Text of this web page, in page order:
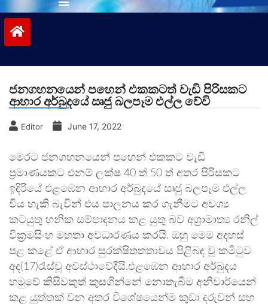
ජනගහනයෙන් පහෙන් එකකටත් වැඩි පිරිසකට
ආහාර අර්බුදයේ ඍජු බලපෑම එල්ල වේවි
Editor June 17, 2022
මෙරට ජනගහනයෙන් පහෙන් එකකට වැඩි
ප්‍රමාණයකට එනම් ලක්ෂ 40 ත් 50 ත් අතර පිරිසකට
ඉදිරියේ එළඹෙන ආහාර අර්බුදයේ ඍජු බලපෑම එල්ල
විය හැකි බැවින් එය පාලනය කර ගැනීමට අවශ්‍ය
කටයුතු හනික සම්පාදනය කළ යුතු බව අග්‍රාමාත්‍ය රනිල්
වික්‍රමසිංහ මහතා අවධාරණය කරයි. ඔහු මෙම අදහස්
පළ කළේ ඒ ආහාර සුරක්ෂිතතතාවය පිළිබඳ වූ කමිටුව
අද(17)රැස්වූ අවස්ථාවේදීයි.එළඹෙන ආහාර අර්බුදය
හමුවේ කිසිවකුත් කුසගින්නේ නොතැබීම අනිවාර්යෙන්
කළ යුත්තක් වන අතර විශේෂයෙන්ම කුඩා දරුවන් සහ